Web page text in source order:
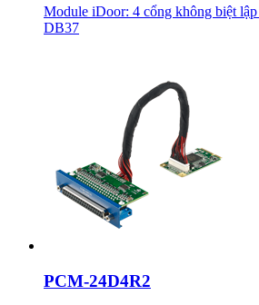
Module iDoor: 4 cổng không biệt
DB37
PCM-24D4R2